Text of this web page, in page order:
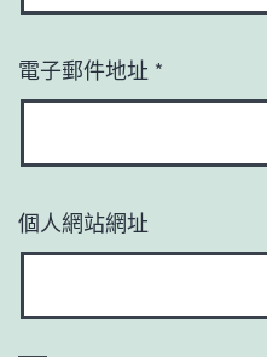
電子郵件地址 *
個人網站網址